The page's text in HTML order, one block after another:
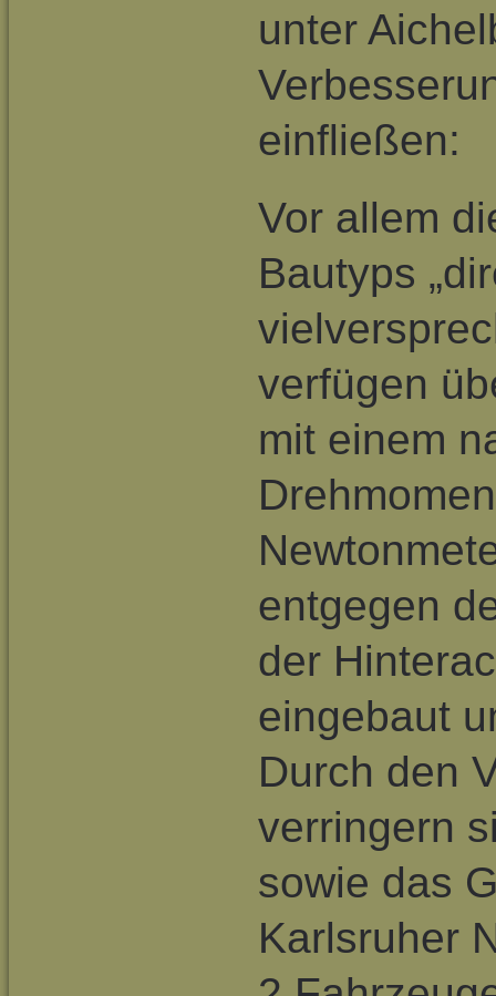
unter
einfließen:
Vor allem
Bautyps
verfügen
mit einem
entgegen
der
eingebaut
Durch den
verringern
sowie das
Karlsruher